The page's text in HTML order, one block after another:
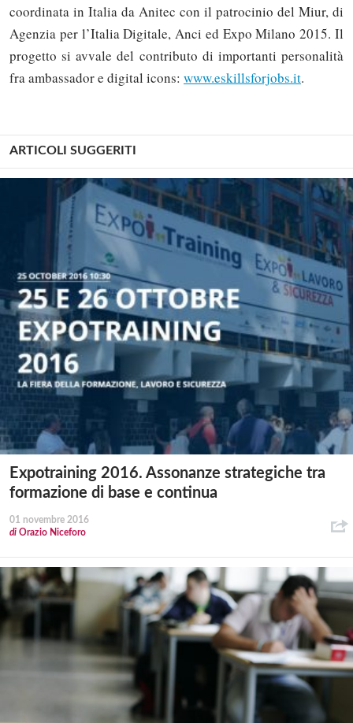
coordinata in Italia da Anitec con il patrocinio del Miur, di
Agenzia per l’Italia Digitale, Anci ed Expo Milano 2015. Il
progetto si avvale del contributo di importanti personalità
fra ambassador e digital icons: www.eskillsforjobs.it.
ARTICOLI SUGGERITI
Expotraining 2016. Assonanze strategiche tra
formazione di base e continua
01 novembre 2016
di Orazio Niceforo